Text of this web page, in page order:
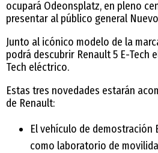
ocupará Odeonsplatz, en pleno
presentar al público general
Junto al icónico modelo de la
podrá descubrir Renault 5 E-Tech
Tech eléctrico.
Estas tres novedades estarán
de Renault:
El vehículo de demostración
como laboratorio de